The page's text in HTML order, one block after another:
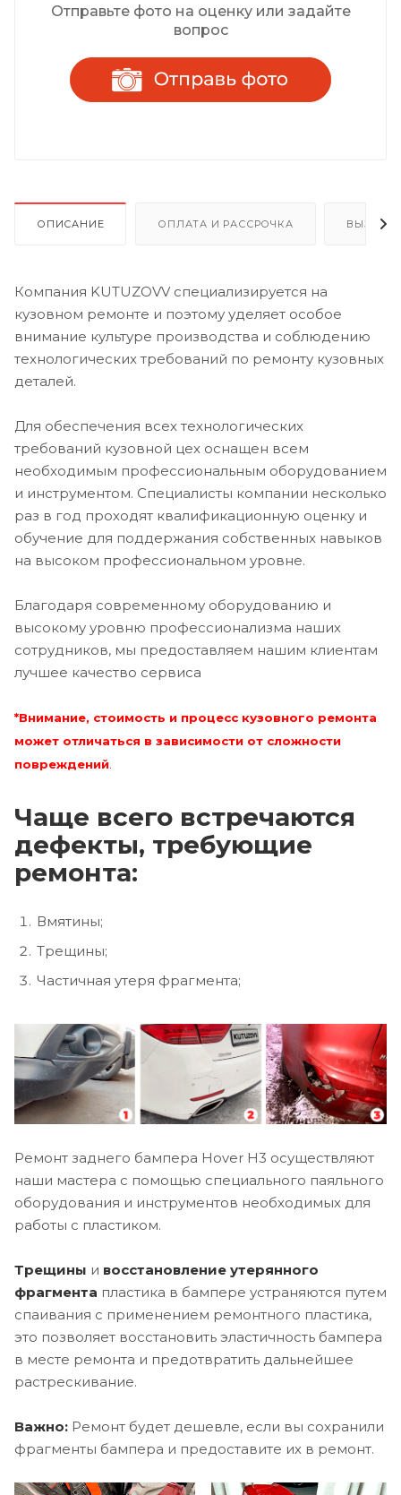
Отправьте фото на оценку или задайте
вопрос
ОПИСАНИЕ ОПЛАТА И РАССРОЧКА ВЫЗОВ
Компания KUTUZOVV специализируется на
кузовном ремонте и поэтому уделяет особое
внимание культуре производства и соблюдению
технологических требований по ремонту кузовных
деталей.
Для обеспечения всех технологических
требований кузовной цех оснащен всем
необходимым профессиональным оборудованием
и инструментом. Специалисты компании несколько
раз в год проходят квалификационную оценку и
обучение для поддержания собственных навыков
на высоком профессиональном уровне.
Благодаря современному оборудованию и
высокому уровню профессионализма наших
сотрудников, мы предоставляем нашим клиентам
лучшее качество сервиса
*Внимание, стоимость и процесс кузовного ремонта
может отличаться в зависимости от сложности
повреждений.
Чаще всего встречаются
дефекты, требующие
ремонта:
Вмятины;
Трещины;
Частичная утеря фрагмента;
Ремонт заднего бампера Hover H3 осуществляют
наши мастера с помощью специального паяльного
оборудования и инструментов необходимых для
работы с пластиком.
Трещины и восстановление утерянного
фрагмента пластика в бампере устраняются путем
спаивания с применением ремонтного пластика,
это позволяет восстановить эластичность бампера
в месте ремонта и предотвратить дальнейшее
растрескивание.
Важно: Ремонт будет дешевле, если вы сохранили
фрагменты бампера и предоставите их в ремонт.